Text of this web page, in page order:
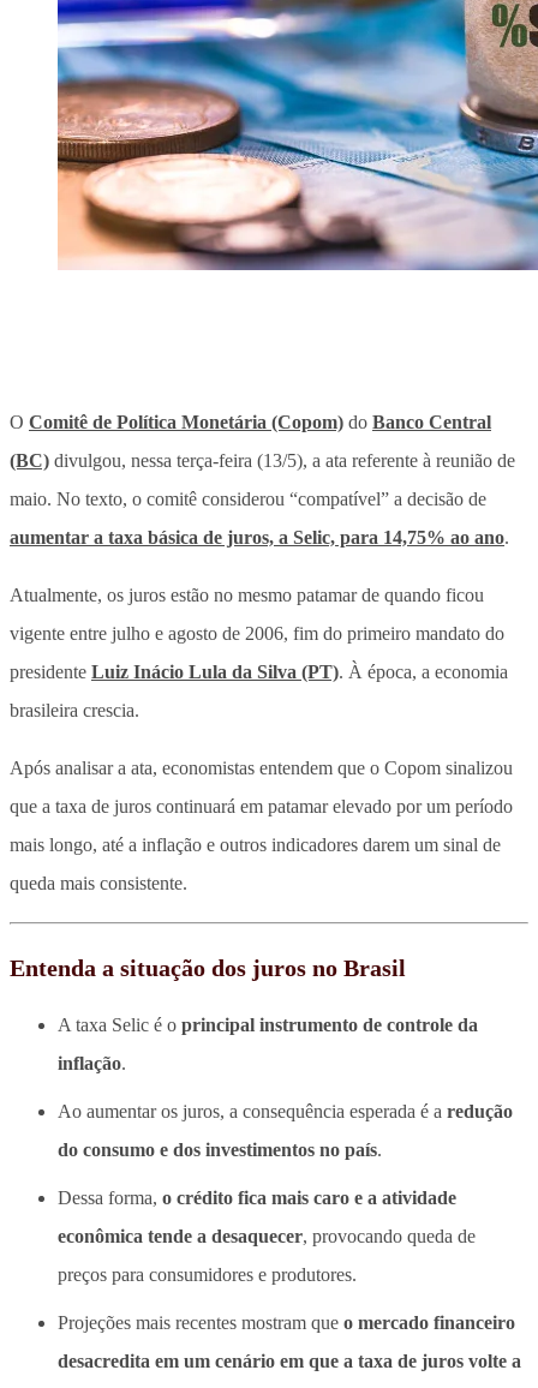
O Comitê de Política Monetária (Copom) do Banco Central
(BC) divulgou, nessa terça-feira (13/5), a ata referente à reunião de
maio. No texto, o comitê considerou “compatível” a decisão de
aumentar a taxa básica de juros, a Selic, para 14,75% ao ano.
Atualmente, os juros estão no mesmo patamar de quando ficou
vigente entre julho e agosto de 2006, fim do primeiro mandato do
presidente Luiz Inácio Lula da Silva (PT). À época, a economia
brasileira crescia.
Após analisar a ata, economistas entendem que o Copom sinalizou
que a taxa de juros continuará em patamar elevado por um período
mais longo, até a inflação e outros indicadores darem um sinal de
queda mais consistente.
Entenda a situação dos juros no Brasil
A taxa Selic é o principal instrumento de controle da
inflação.
Ao aumentar os juros, a consequência esperada é a redução
do consumo e dos investimentos no país.
Dessa forma, o crédito fica mais caro e a atividade
econômica tende a desaquecer, provocando queda de
preços para consumidores e produtores.
Projeções mais recentes mostram que o mercado financeiro
desacredita em um cenário em que a taxa de juros volte a